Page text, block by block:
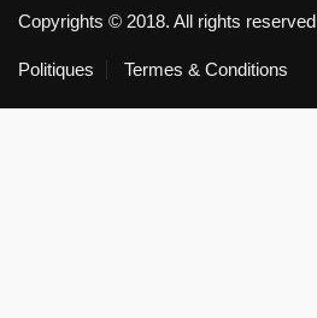
Copyrights © 2018. All rights reserved
Politiques Termes & Conditions